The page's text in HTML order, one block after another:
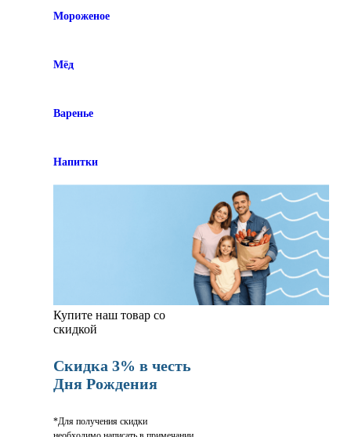
Мороженое
Мёд
Варенье
Напитки
Купите наш товар со
скидкой
Скидка 3% в честь
Дня Рождения
*Для получения скидки